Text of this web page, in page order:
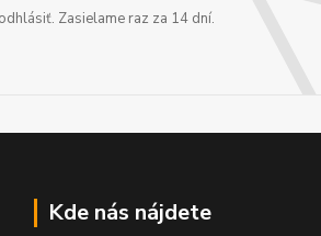
Zasielame raz za 14 dní.
Kde nás nájdete